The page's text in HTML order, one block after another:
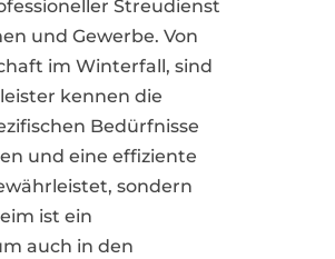
Streudienst
und Gewerbe. Von
im Winterfall, sind
kennen die
Bedürfnisse
und eine effiziente
sondern
ist ein
auch in den